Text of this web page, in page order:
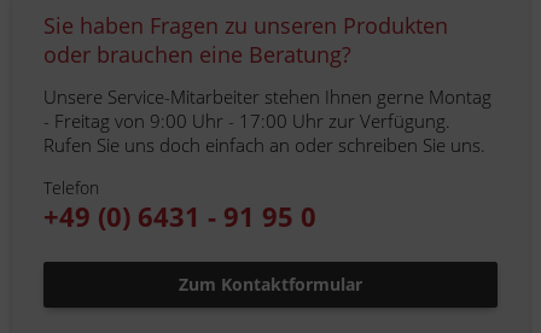
Sie haben Fragen zu unseren Produkten
oder brauchen eine Beratung?
Unsere Service-Mitarbeiter stehen Ihnen gerne Montag
- Freitag von 9:00 Uhr - 17:00 Uhr zur Verfügung.
Rufen Sie uns doch einfach an oder schreiben Sie uns.
Telefon
+49 (0) 6431 - 91 95 0
Zum Kontaktformular